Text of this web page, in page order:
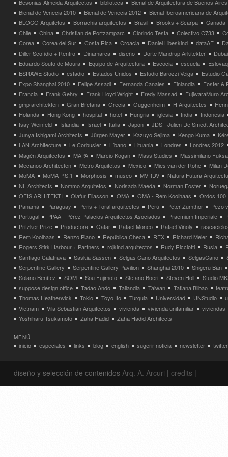
Besonias Almeida Arquitectos
biblioteca
Bienal de Arquitectura de Buenos Aires
Bienal de Venecia 2010
Bienal de Venecia 2012
Bienal Iberoamericana de
BLOCO Arquitetos
Borrachia arquitectos Brasil Brooks + Scarpa
Canadá
Chile
China Christian de Portzamparc Clorindo Testa Colectivo C733
Corea
Corea del Sur Costa Rica Croacia Daniel Libeskind dataAE
Diller Scofidio + Renfro
Dinamarca diseño Dorte Mandrup Arkitekter
Dubai
Eduardo Souto de Moura
Equipo de Arquitectura Escocia escuela
ESRAWE Studio
estadio Estados Unidos Estudio Barozzi Veiga
Estudio
Expo Shanghai 2010
Felipe Assadi Fernanda Canales Finlandia
Foster &
Francia
Frank Gehry Frank Lloyd Wright Fredy Massad
FujiwaraMuro
gmp architekten
Gran Bretaña Grecia Guggenheim H Arquitectes
Holanda
Hong Kong hospital hotel Hungria iglesia India
Indonesia
Isay Weinfeld
Islandia Israel Italia Japón
JDS - Julien De Smedt
Junya Ishigami Architects
Jürgen Mayer Kazuyo Sejima Kengo Kuma
LAN Architecture
Le Corbusier Líbano Lituania Londres
Londres 2012
Magén Arquitectos
MAPA Marcio Kogan Mass Studies
Massimilano
Mecanoo Architecten
Metro Arquitetos Mexico Mies van der Rohe
Milan
MoMA
MoMA P.S.1 Morphosis museo MVRDV
Natura Futura
NL Architects
Nommo Arquitetos Norisada Maeda Norman Foster
OFIS ARHITEKTI
Olafur Eliasson OMA OMA - Rem Koolhaas
Ordos 100
Panamá
Paraguay Peris + Toral arquitectes Perú Peter Zumthor
Pezo
Portugal
PPAA - Pérez Palacios Arquitectos Asociados Praemium Imperiale
Pritzker Prize
Productora Qatar Rafael Moneo Rafael Viñoly
Rem Koolhaas
Renzo Piano República Checa REX Richard Meier
Rogers Stirk Harbour + Partners
rojkind arquitectos Rudy Ricciotti Rusia
Santiago Calatrava
Saskia Sassen Selgas Cano Arquitectos SelgasCano
Serpentine Gallery
Serpentine Gallery Pavilion Shanghai 2010
Shigeru Ban
Solano Benítez
SOM Sou Fujimoto Stefano Boeri Steven Holl
Studio
suppose design office
Tadao Ando Tailandia Taiwan Tatiana Bilbao
Thomas Heatherwick
Tokio Toyo Ito Turquia Universidad UNStudio
Vietnam
Vila Sebastián Arquitectos vivienda vivienda unifamiliar
viviendas
Yoshiharu Tsukamoto
Zaha Hadid Zaha Hadid Architects
MENÚ
inicio especiales links blog english sugerir noticia newsletter twitter
diseño y selección de contenidos Arq. A. Arcuri | credits |